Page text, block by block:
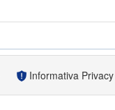
Informativa Privacy